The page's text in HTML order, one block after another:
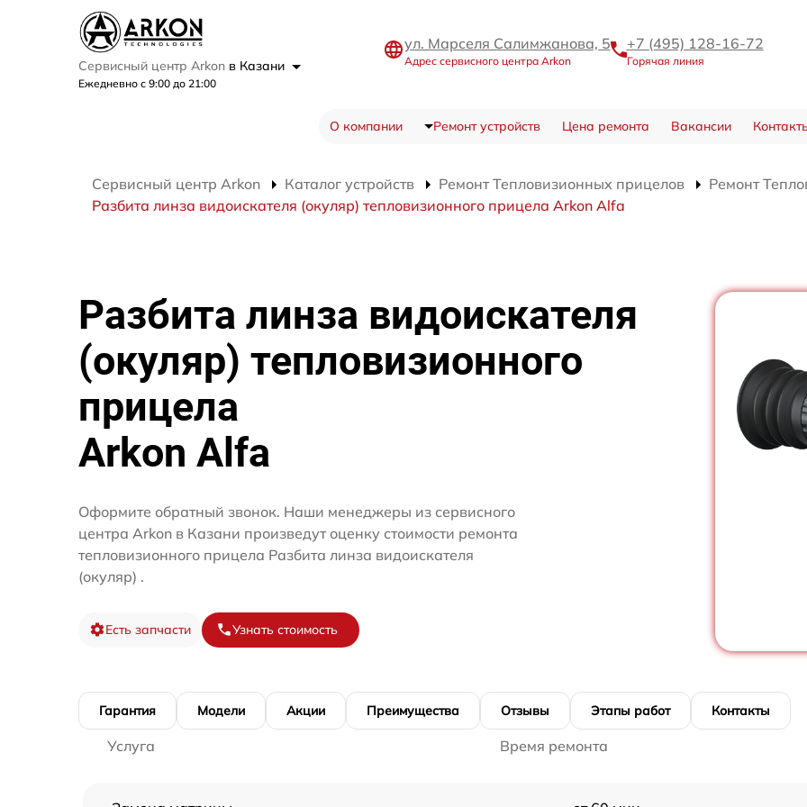
Сервисный центр Arkon в Казани
Ежедневно с 9:00 до 21:00
ул. Марселя Салимжанова, 5
Адрес сервисного центра Arkon
+7 (495) 128-16-72
Горячая линия
О компании Ремонт устройств Цена ремонта Вакансии
Сервисный центр Arkon Каталог устройств Ремонт Тепловизионных прицелов
Ремонт
Разбита линза видоискателя (окуляр) тепловизионного прицела Arkon Alfa
Разбита линза видоискателя
(окуляр) тепловизионного
прицела
Arkon Alfa
Оформите обратный звонок. Наши менеджеры из сервисного
центра Arkon в Казани произведут оценку стоимости ремонта
тепловизионного прицела Разбита линза видоискателя
(окуляр) .
Есть запчасти Узнать стоимость
Гарантия Модели Акции Преимущества Отзывы Этапы работ Контакты
Услуга Время ремонта